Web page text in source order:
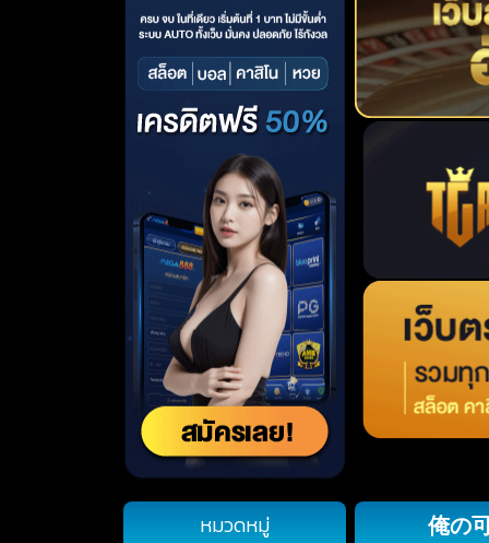
俺の
หมวดหมู่